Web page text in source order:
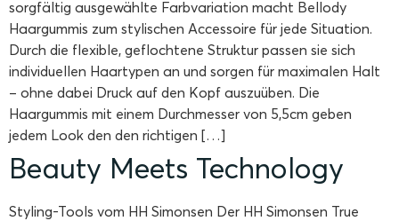
sorgfältig ausgewählte Farbvariation macht Bellody
Haargummis zum stylischen Accessoire für jede Situation.
Durch die flexible, geflochtene Struktur passen sie sich
individuellen Haartypen an und sorgen für maximalen Halt
– ohne dabei Druck auf den Kopf auszuüben. Die
Haargummis mit einem Durchmesser von 5,5cm geben
jedem Look den den richtigen […]
Beauty Meets Technology
Styling-Tools vom HH Simonsen Der HH Simonsen True